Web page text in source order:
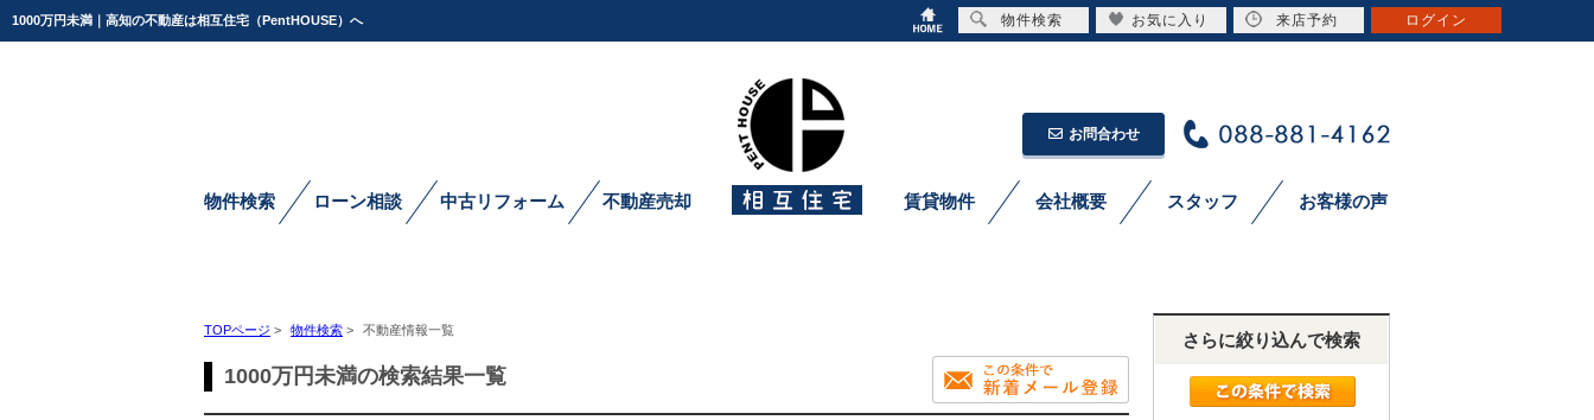
1000万円未満｜高知の不動産は相互住宅（PentHOUSE）へ
お問合わせ
物件検索 ローン相談 中古リフォーム 不動産売却 賃貸物件 会社概要 スタッフ お客様の声
TOPページ > 物件検索 > 不動産情報一覧
1000万円未満の検索結果一覧
さらに絞り込んで検索
物件検索 お気に入り 来店予約 ログイン